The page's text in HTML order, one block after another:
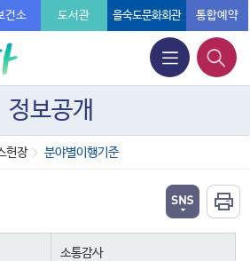
건소 도서관 을숙도문화회관 통합예약
정보공개
헌장 분야별이행기준
소통감사